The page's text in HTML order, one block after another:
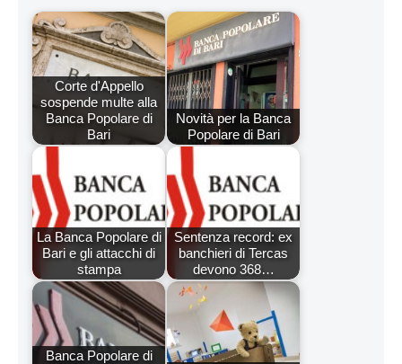
Corte d'Appello
sospende multe alla
Banca Popolare di
Bari
Novità per la Banca
Popolare di Bari
La Banca Popolare di
Bari e gli attacchi di
stampa
Sentenza record: ex
banchieri di Tercas
devono 368…
Banca Popolare di